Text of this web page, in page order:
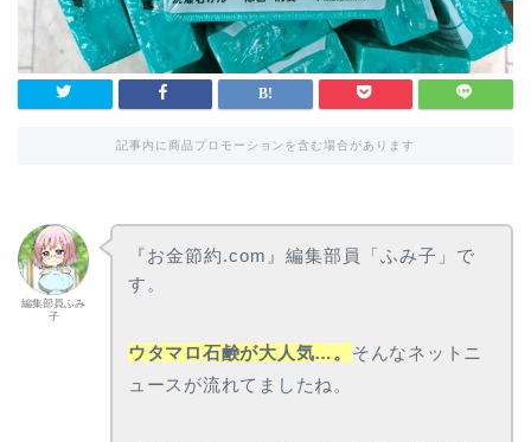
記事内に商品プロモーションを含む場合があります
編集部員ふみ
子
『お金節約.com』編集部員「ふみ子」で
す。
ウタマロ石鹸が大人気…。 そんなネットニ
ュースが流れてましたね。